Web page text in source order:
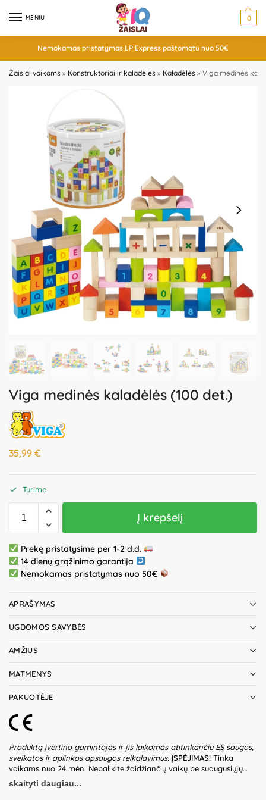
MENIU 0
Nemokamas pristatymas LP Express paštomatu nuo 50€
Žaislai vaikams » Konstruktoriai ir kaladėlės » Kaladėlės » Viga medinės
Viga medinės kaladėlės (100 det.)
35,99 €
Turime
Į krepšelį
Prekę pristatysime per 1-2 d.d.
14 dienų grąžinimo garantija
Nemokamas pristatymas nuo 50€
APRAŠYMAS
UGDOMOS SAVYBĖS
AMŽIUS
MATMENYS
PAKUOTĖJE
Produktą įvertino gamintojas ir jis laikomas atitinkančiu ES saugos,
sveikatos ir aplinkos apsaugos reikalavimus. ĮSPĖJIMAS! Tinka
vaikams nuo 24 mėn. Nepalikite žaidžiančių vaikų be suaugusiųjų
priežiūros. Prieš naudodami žaislą patikrinkite žaislo ir detalių būklę.
Nenaudokite žaislo, jeigu kuri nors iš dalių yra pažeista. Pakuotė
skaityti daugiau...